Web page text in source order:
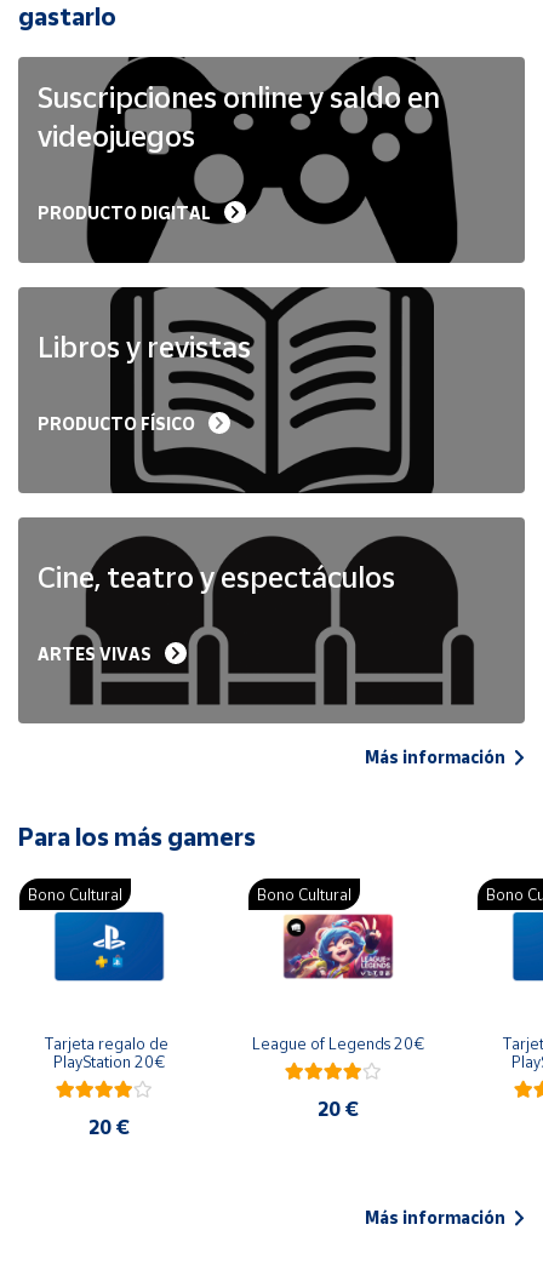
Ubicación
Península
Baleares
Melilla
gastarlo
Suscripciones online y saldo en
videojuegos
PRODUCTO DIGITAL
Libros y revistas
PRODUCTO FÍSICO
Cine, teatro y espectáculos
ARTES VIVAS
Más información
Para los más gamers
Bono Cultural
Tarjeta regalo de
PlayStation 20€
20 €
Bono Cultural
League of Legends 20€
20 €
Bono
Más información